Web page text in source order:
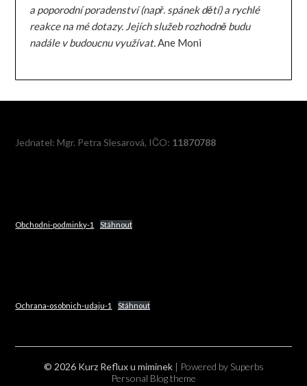
a poporodní poradenství (např. spánek dětí) a rychlé
reakce na mé dotazy. Jejích služeb rozhodně budu
nadále v budoucnu využívat.Ane Moni
Jednatel: Mgr. Petra Slesarová, IČO: 11870788
Obchodni-podminky-1 Stáhnout
Ochrana-osobnich-udaju-1 Stáhnout
© 2026 Kurz Reflux u miminek | Powered by Superbs
Personal Blog theme